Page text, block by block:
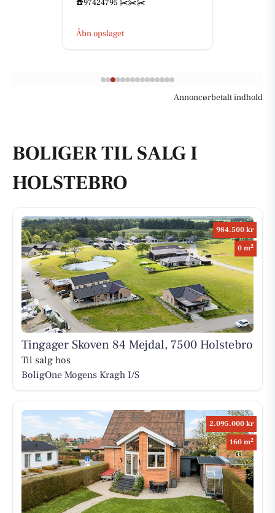
netop nu åbent for billetsalget til
Åbn opslaget
Annoncørbetalt indhold
BOLIGER TIL SALG I
HOLSTEBRO
984.500 kr
0 m2
Tingager Skoven 84 Mejdal, 7500 Holstebro
Til salg hos
BoligOne Mogens Kragh I/S
2.095.000 kr
160 m2